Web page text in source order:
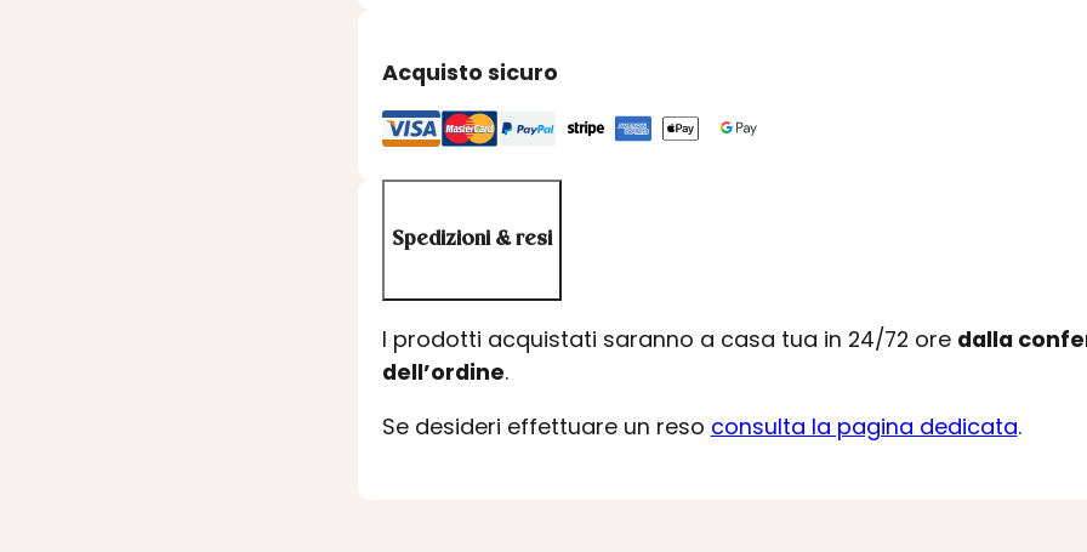
Acquisto sicuro
Spedizioni & resi
I prodotti acquistati saranno a casa tua in 24/72 ore dalla
dell’ordine.
Se desideri effettuare un reso consulta la pagina dedicata.